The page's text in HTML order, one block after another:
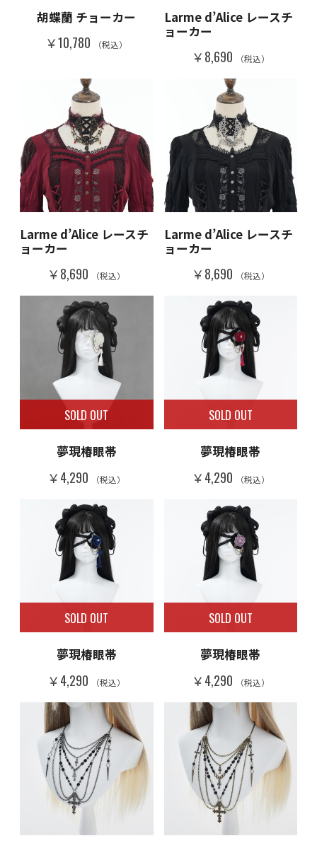
胡蝶蘭 チョーカー
￥10,780 （税込）
Larme d’Alice レースチ
ョーカー
￥8,690 （税込）
Larme d’Alice レースチ
ョーカー
￥8,690 （税込）
Larme d’Alice レースチ
ョーカー
￥8,690 （税込）
SOLD OUT
夢現椿眼帯
￥4,290 （税込）
SOLD OUT
夢現椿眼帯
￥4,290 （税込）
SOLD OUT
夢現椿眼帯
￥4,290 （税込）
SOLD OUT
夢現椿眼帯
￥4,290 （税込）